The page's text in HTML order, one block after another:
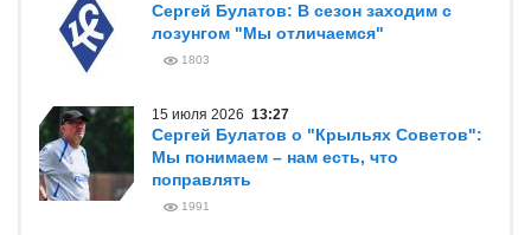
Сергей Булатов: В сезон заходим с
лозунгом "Мы отличаемся"
1803
15 июля 2026 13:27
Сергей Булатов о "Крыльях Советов":
Мы понимаем – нам есть, что
поправлять
1991